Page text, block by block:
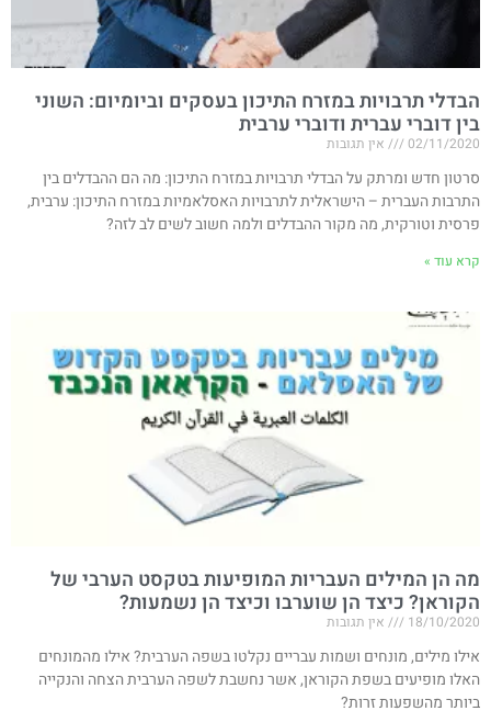
הבדלי תרבויות במזרח התיכון בעסקים וביומיום: השוני
בין דוברי עברית ודוברי ערבית
02/11/2020 אין תגובות
סרטון חדש ומרתק על הבדלי תרבויות במזרח התיכון: מה הם ההבדלים בין
התרבות העברית – הישראלית לתרבויות האסלאמיות במזרח התיכון: ערבית,
פרסית וטורקית, מה מקור ההבדלים ולמה חשוב לשים לב לזה?
קרא עוד »
מה הן המילים העבריות המופיעות בטקסט הערבי של
הקוראן? כיצד הן שוערבו וכיצד הן נשמעות?
18/10/2020 אין תגובות
אילו מילים, מונחים ושמות עבריים נקלטו בשפה הערבית? אילו מהמונחים
האלו מופיעים בשפת הקוראן, אשר נחשבת לשפה הערבית הצחה והנקייה
ביותר מהשפעות זרות?